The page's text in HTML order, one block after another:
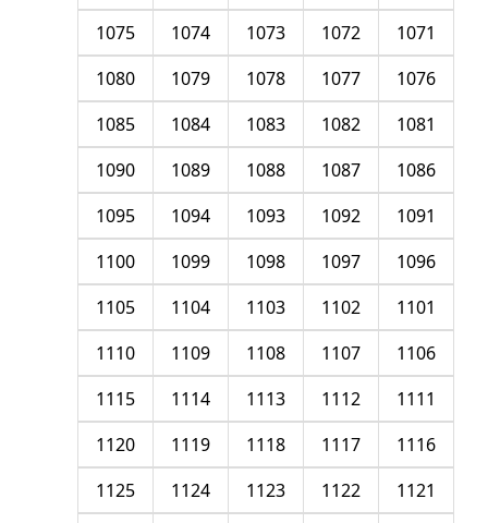
1071
1072
1073
1074
1075
1076
1077
1078
1079
1080
1081
1082
1083
1084
1085
1086
1087
1088
1089
1090
1091
1092
1093
1094
1095
1096
1097
1098
1099
1100
1101
1102
1103
1104
1105
1106
1107
1108
1109
1110
1111
1112
1113
1114
1115
1116
1117
1118
1119
1120
1121
1122
1123
1124
1125